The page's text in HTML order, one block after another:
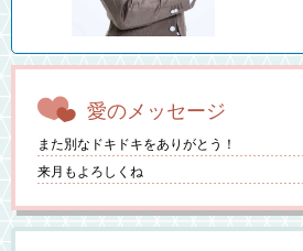
愛のメッセージ
また別なドキドキをありがとう！
来月もよろしくね